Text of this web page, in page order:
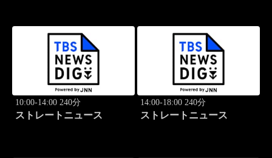
10:00-14:00 240分
ストレートニュース
14:00-18:00 240分
ストレートニュース